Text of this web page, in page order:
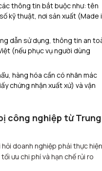
thông tin bắt buộc như: tên
kỹ thuật, nơi sản xuất (Made
dẫn sử dụng, thông tin an
(nếu phục vụ người dùng
hàng hóa cần có nhãn mác
chứng nhận xuất xứ) và vận
công nghiệp từ Trung
doanh nghiệp phải thực hiện
ưu chi phí và hạn chế rủi ro